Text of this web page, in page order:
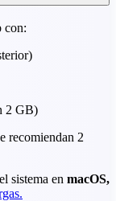
con:
2 GB)
recomiendan 2
sistema en macOS,